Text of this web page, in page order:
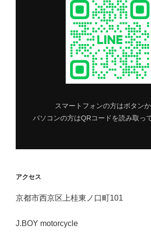
スマートフォンの方はボタンか
パソコンの方はQRコードを読み取っ
アクセス
京都市西京区上桂東ノ口町101
J.BOY motorcycle